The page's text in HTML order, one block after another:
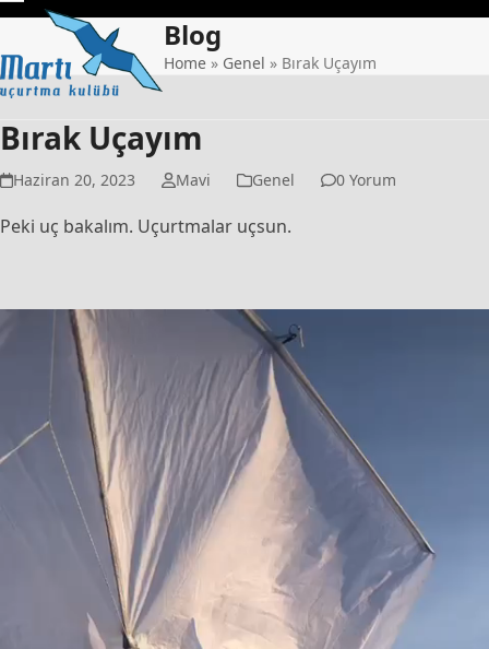
Skip
content
Open
mobile
menu
Close
mobile
menu
Blog
Home » Genel » Bırak Uçayım
Bırak Uçayım
Haziran 20, 2023 Mavi Genel 0 Yorum
Peki uç bakalım. Uçurtmalar uçsun.